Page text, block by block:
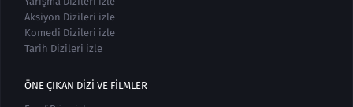
Aksiyon Dizileri izle
Komedi Dizileri izle
Tarih Dizileri izle
ÖNE ÇIKAN DIZI VE FILMLER